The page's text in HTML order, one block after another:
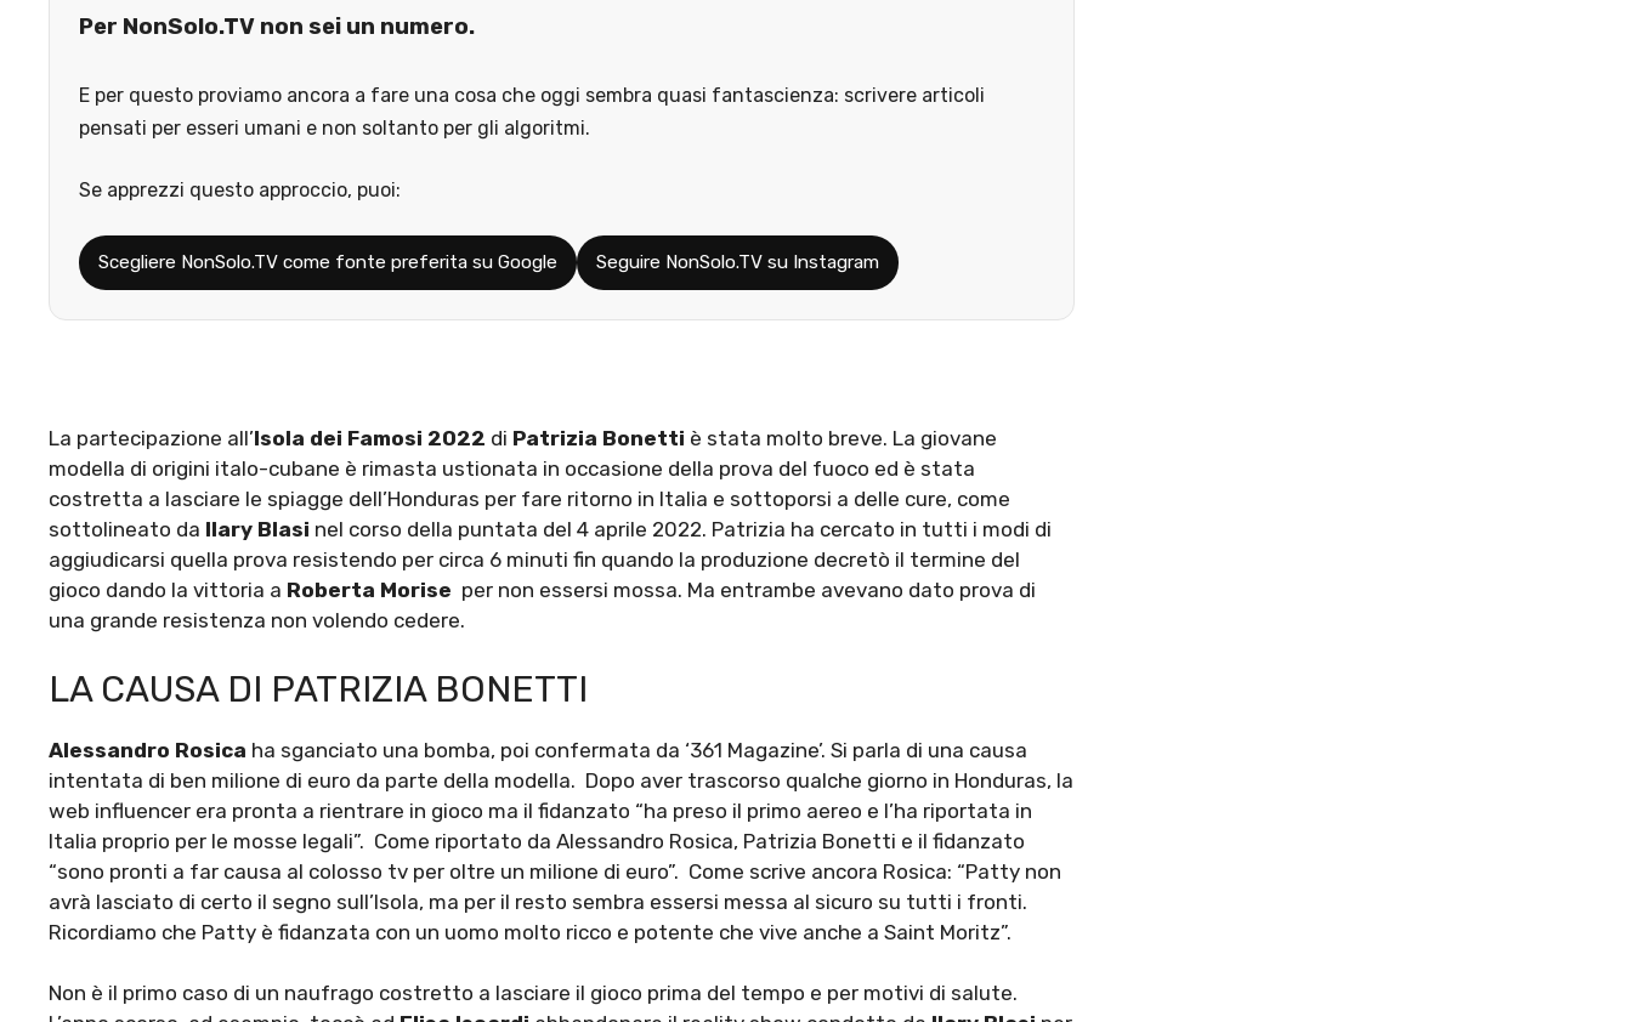
Per NonSolo.TV non sei un numero.
E per questo proviamo ancora a fare una cosa che oggi sembra quasi fantascienza: scrivere articoli
pensati per esseri umani e non soltanto per gli algoritmi.
Se apprezzi questo approccio, puoi:
Scegliere NonSolo.TV come fonte preferita su Google Seguire NonSolo.TV su Instagram
La partecipazione all’Isola dei Famosi 2022 di Patrizia Bonetti è stata molto breve. La giovane
modella di origini italo-cubane è rimasta ustionata in occasione della prova del fuoco ed è stata
costretta a lasciare le spiagge dell’Honduras per fare ritorno in Italia e sottoporsi a delle cure, come
sottolineato da Ilary Blasi nel corso della puntata del 4 aprile 2022. Patrizia ha cercato in tutti i modi di
aggiudicarsi quella prova resistendo per circa 6 minuti fin quando la produzione decretò il termine del
gioco dando la vittoria a Roberta Morise per non essersi mossa. Ma entrambe avevano dato prova di
una grande resistenza non volendo cedere.
LA CAUSA DI PATRIZIA BONETTI
Alessandro Rosica ha sganciato una bomba, poi confermata da ‘361 Magazine’. Si parla di una causa
intentata di ben milione di euro da parte della modella. Dopo aver trascorso qualche giorno in Honduras, la
web influencer era pronta a rientrare in gioco ma il fidanzato “ha preso il primo aereo e l’ha riportata in
Italia proprio per le mosse legali”. Come riportato da Alessandro Rosica, Patrizia Bonetti e il fidanzato
“sono pronti a far causa al colosso tv per oltre un milione di euro”. Come scrive ancora Rosica: “Patty non
avrà lasciato di certo il segno sull’Isola, ma per il resto sembra essersi messa al sicuro su tutti i fronti.
Ricordiamo che Patty è fidanzata con un uomo molto ricco e potente che vive anche a Saint Moritz”.
Non è il primo caso di un naufrago costretto a lasciare il gioco prima del tempo e per motivi di salute.